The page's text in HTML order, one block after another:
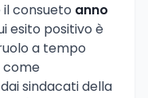
consueto anno
esito positivo è
a tempo
come
sindacati della